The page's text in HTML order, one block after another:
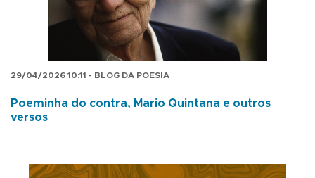
29/04/2026 10:11 - BLOG DA POESIA
Poeminha do contra, Mario Quintana e outros
versos